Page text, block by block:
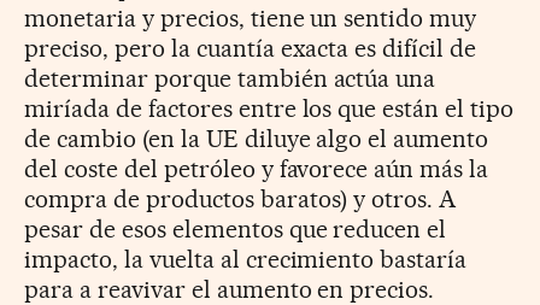
monetaria y precios, tiene un sentido muy
preciso, pero la cuantía exacta es difícil de
determinar porque también actúa una
miríada de factores entre los que están el tipo
de cambio (en la UE diluye algo el aumento
del coste del petróleo y favorece aún más la
compra de productos baratos) y otros. A
pesar de esos elementos que reducen el
impacto, la vuelta al crecimiento bastaría
para a reavivar el aumento en precios.